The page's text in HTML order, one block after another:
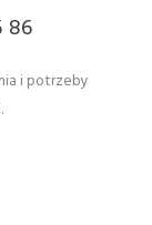
86
i potrzeby